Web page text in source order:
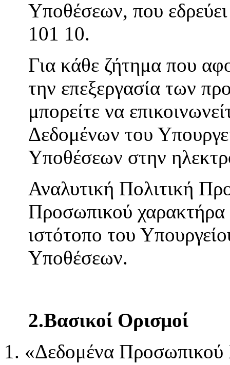
Υποθέσεων, που
101 10.
Για κάθε ζήτημα που
την επεξεργασία των
μπορείτε να
Δεδομένων του
Υποθέσεων στην
Αναλυτική Πολιτική
Προσωπικού χαρακτήρα
ιστότοπο του
Υποθέσεων.
2.Βασικοί Ορισμοί
«Δεδομένα